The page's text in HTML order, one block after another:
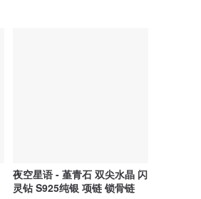
夜空星语 - 堇青石 双尖水晶 闪
灵钻 S925纯银 项链 锁骨链